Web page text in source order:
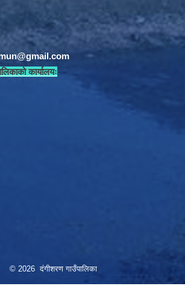
कार्यालयः
© 2026 दंगीशरण गाउँपालिका